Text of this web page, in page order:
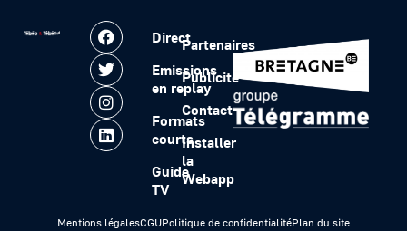
Direct
Emissions
en replay
Formats
courts
Guide
TV
Partenaires
Publicité
Contact
Installer
la
Webapp
Mentions légalesCGUPolitique de confidentialitéPlan du site